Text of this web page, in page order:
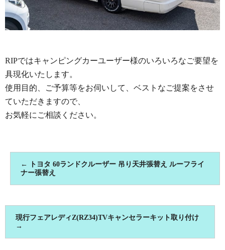
RIPではキャンピングカーユーザー様のいろいろなご要望を
具現化いたします。
使用目的、ご予算等をお伺いして、ベストなご提案をさせ
ていただきますので、
お気軽にご相談ください。
←
トヨタ 60ランドクルーザー 吊り天井張替え ルーフライ
ナー張替え
現行フェアレディZ(RZ34)TVキャンセラーキット取り付け
→